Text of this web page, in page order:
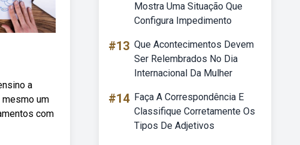
a
um
com
Mostra Uma Situação Que
Configura Impedimento
#13 Que Acontecimentos Devem
Ser Relembrados No Dia
Internacional Da Mulher
#14 Faça A Correspondência E
Classifique Corretamente Os
Tipos De Adjetivos